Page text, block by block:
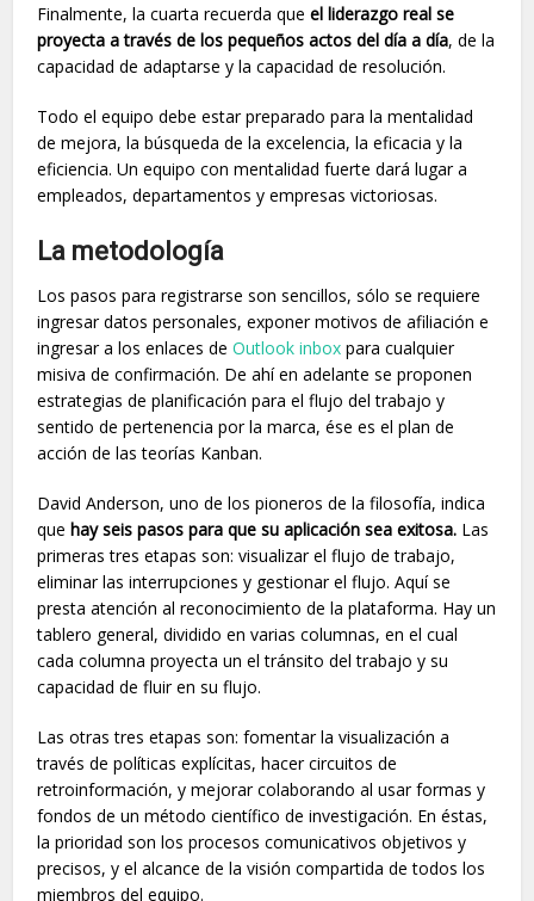
Finalmente, la cuarta recuerda que el liderazgo real se
proyecta a través de los pequeños actos del día a día, de la
capacidad de adaptarse y la capacidad de resolución.
Todo el equipo debe estar preparado para la mentalidad
de mejora, la búsqueda de la excelencia, la eficacia y la
eficiencia. Un equipo con mentalidad fuerte dará lugar a
empleados, departamentos y empresas victoriosas.
La metodología
Los pasos para registrarse son sencillos, sólo se requiere
ingresar datos personales, exponer motivos de afiliación e
ingresar a los enlaces deOutlook inbox para cualquier
misiva de confirmación. De ahí en adelante se proponen
estrategias de planificación para el flujo del trabajo y
sentido de pertenencia por la marca, ése es el plan de
acción de las teorías Kanban.
David Anderson, uno de los pioneros de la filosofía, indica
que hay seis pasos para que su aplicación sea exitosa. Las
primeras tres etapas son: visualizar el flujo de trabajo,
eliminar las interrupciones y gestionar el flujo. Aquí se
presta atención al reconocimiento de la plataforma. Hay un
tablero general, dividido en varias columnas, en el cual
cada columna proyecta un el tránsito del trabajo y su
capacidad de fluir en su flujo.
Las otras tres etapas son: fomentar la visualización a
través de políticas explícitas, hacer circuitos de
retroinformación, y mejorar colaborando al usar formas y
fondos de un método científico de investigación. En éstas,
la prioridad son los procesos comunicativos objetivos y
precisos, y el alcance de la visión compartida de todos los
miembros del equipo.